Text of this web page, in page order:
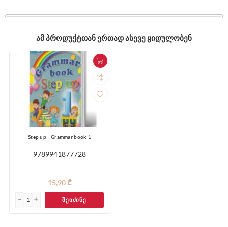
ᲐᲛ ᲞᲠᲝᲓᲣᲥᲢᲗᲐᲜ ᲔᲠᲗᲐᲓ ᲐᲡᲔᲕᲔ ᲧᲘᲓᲣᲚᲝᲑᲔᲜ
Step up - Grammar book 1
9789941877728
15,90 ₾
ᲨᲔᲘᲫᲘᲜᲔ